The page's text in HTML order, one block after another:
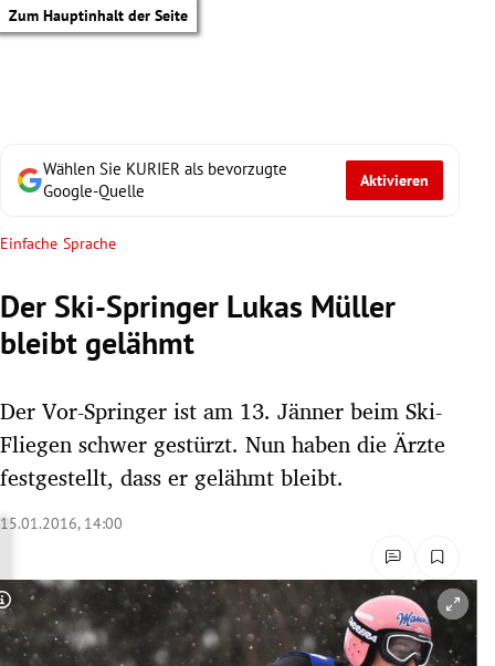
Zum Hauptinhalt der Seite
Untermenü
Untermenü
Untermenü
Wählen Sie KURIER als bevorzugte
Google-Quelle
Aktivieren
Einfache Sprache
Der Ski-Springer Lukas Müller
bleibt gelähmt
Der Vor-Springer ist am 13. Jänner beim Ski-
Fliegen schwer gestürzt. Nun haben die Ärzte
festgestellt, dass er gelähmt bleibt.
15.01.2016, 14:00
Copyright-Hinweis öffnen/schließen